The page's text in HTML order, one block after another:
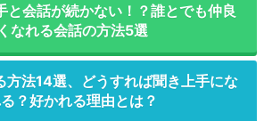
と会話が続かない！？誰とでも仲良
くなれる会話の方法5選
方法14選、どうすれば聞き上手にな
？好かれる理由とは？